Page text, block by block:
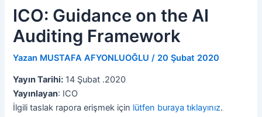
ICO: Guidance on the AI
Auditing Framework
Yazan MUSTAFA AFYONLUOĞLU/ 20 Şubat 2020
Yayın Tarihi: 14 Şubat .2020
Yayınlayan: ICO
İlgili taslak rapora erişmek için lütfen buraya tıklayınız.